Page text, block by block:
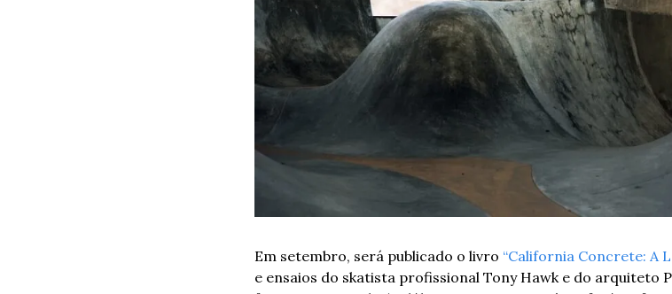
Em setembro, será publicado o livro “California Concrete: A
e ensaios do skatista profissional Tony Hawk e do arquiteto